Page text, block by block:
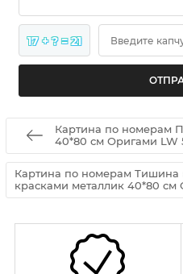
17 + ? = 21 Введите
Картина по номерам
40*80 см Оригами LW
Картина по номерам Тишина
красками металлик 40*80 см